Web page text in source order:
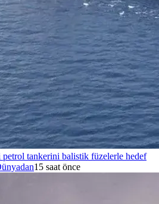
tankerini balistik füzelerle hedef
15 saat önce